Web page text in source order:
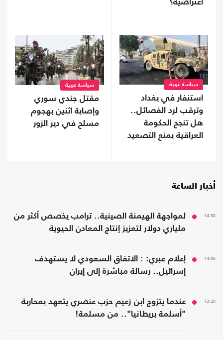
اعتراضية؟
سياسة عربية
استنفار في بغداد
وترقب لرد الفصائل..
هل تنجح الحكومة
العراقية بمنع التصعيد
سياسة عربية
مقتل جندي سوري
وإصابة اثنين بهجوم
مسلح في دير الزور
أخبار الساعة
14:58
لمواجهة الهيمنة الصينية.. ترامب يخصص أكثر من
ملياري دولار لتعزيز إنتاج المعادن الحيوية
14:06
إعلام عبري: : الاتفاق السعودي لا يستهدف
إسرائيل.. رسالة مباشرة إلى إيران
13:20
عندما يتزوج ابن زعيم حزب عنصري يتعهد بمحاربة
"أسلمة بريطانيا".. من مسلمة!